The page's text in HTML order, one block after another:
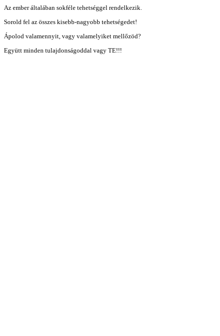
Az ember általában sokféle tehetséggel rendelkezik.
Sorold fel az összes kisebb-nagyobb tehetségedet!
Ápolod valamennyit, vagy valamelyiket mellőzöd?
Együtt minden tulajdonságoddal vagy TE!!!